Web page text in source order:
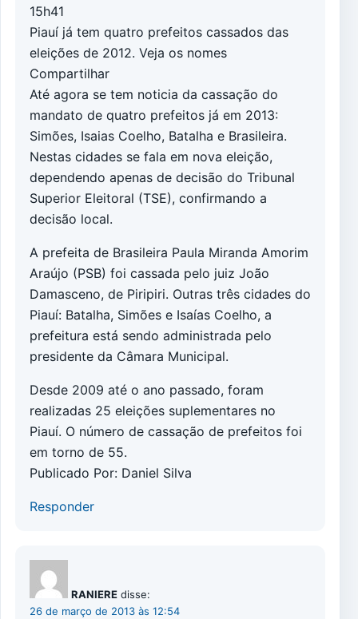
15h41
Piauí já tem quatro prefeitos cassados das
eleições de 2012. Veja os nomes
Compartilhar
Até agora se tem noticia da cassação do
mandato de quatro prefeitos já em 2013:
Simões, Isaias Coelho, Batalha e Brasileira.
Nestas cidades se fala em nova eleição,
dependendo apenas de decisão do Tribunal
Superior Eleitoral (TSE), confirmando a
decisão local.
A prefeita de Brasileira Paula Miranda Amorim
Araújo (PSB) foi cassada pelo juiz João
Damasceno, de Piripiri. Outras três cidades do
Piauí: Batalha, Simões e Isaías Coelho, a
prefeitura está sendo administrada pelo
presidente da Câmara Municipal.
Desde 2009 até o ano passado, foram
realizadas 25 eleições suplementares no
Piauí. O número de cassação de prefeitos foi
em torno de 55.
Publicado Por: Daniel Silva
Responder
RANIERE disse:
26 de março de 2013 às 12:54